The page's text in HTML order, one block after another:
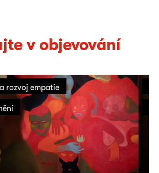
v objevování
rozvoj empatie